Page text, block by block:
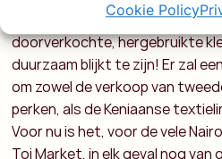
Cookie Policy
stroomvoorziening. Het is
doorverkochte, hergebruikte
duurzaam blijkt te zijn! Er zal
om zowel de verkoop van
perken, als de Keniaanse
Voor nu is het, voor de vele
Toi Market, in elk geval nog